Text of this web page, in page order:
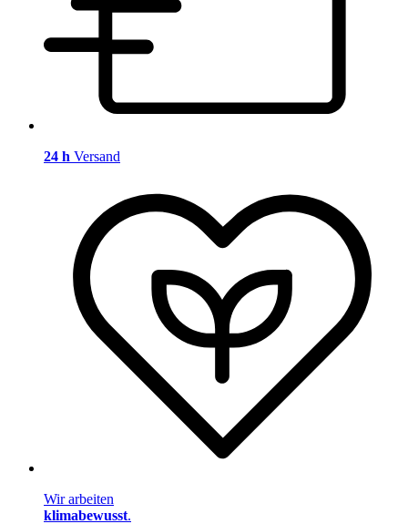
24 h Versand
Wir arbeiten
klimabewusst.